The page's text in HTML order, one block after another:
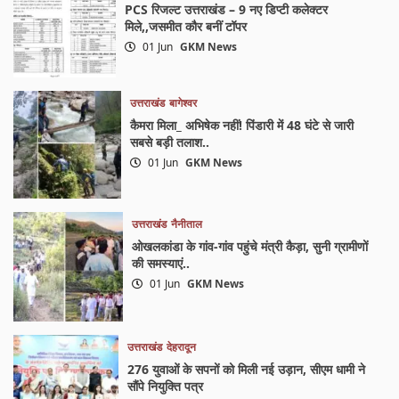
PCS रिजल्ट उत्तराखंड – 9 नए डिप्टी कलेक्टर
मिले,,जसमीत कौर बनीं टॉपर
01 Jun GKM News
उत्तराखंड बागेश्वर
कैमरा मिला_ अभिषेक नहीं! पिंडारी में 48 घंटे से जारी
सबसे बड़ी तलाश..
01 Jun GKM News
उत्तराखंड नैनीताल
ओखलकांडा के गांव-गांव पहुंचे मंत्री कैड़ा, सुनी ग्रामीणों
की समस्याएं..
01 Jun GKM News
उत्तराखंड देहरादून
276 युवाओं के सपनों को मिली नई उड़ान, सीएम धामी ने
सौंपे नियुक्ति पत्र